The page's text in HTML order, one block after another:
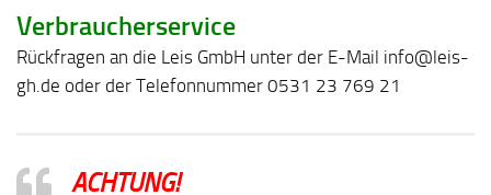
Verbraucherservice
Rückfragen an die Leis GmbH unter der E-Mail info@leis-
gh.de oder der Telefonnummer 0531 23 769 21
ACHTUNG!